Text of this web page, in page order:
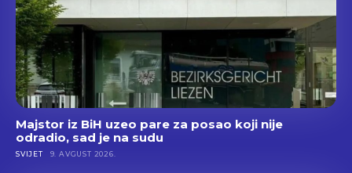
Majstor iz BiH uzeo pare za posao koji nije
odradio, sad je na sudu
SVIJET 9. AVGUST 2026.